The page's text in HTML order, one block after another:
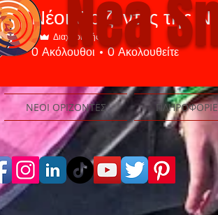
Nea
ΝΕΟΙ ΟΡΙΖΟΝΤΕΣ
Νέοι Ορίζοντες της
Διαχειριστής
0 Ακόλουθοι 0 Ακολουθείτε